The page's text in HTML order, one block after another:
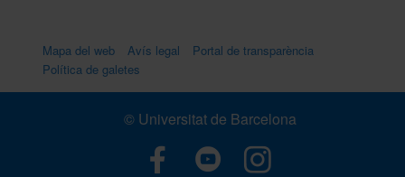
Mapa del web Avís legal
Portal de transparència
Política de galetes
© Universitat de Barcelona